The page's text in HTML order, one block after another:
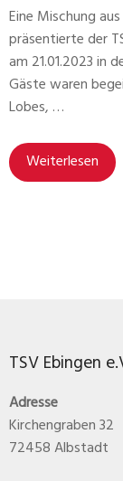
Eine Mischung
präsentierte der
am 21.01.2023 in
Gäste waren
Lobes, …
Weiterlesen
TSV Ebingen
Adresse
Kirchengraben 32
72458 Albstadt